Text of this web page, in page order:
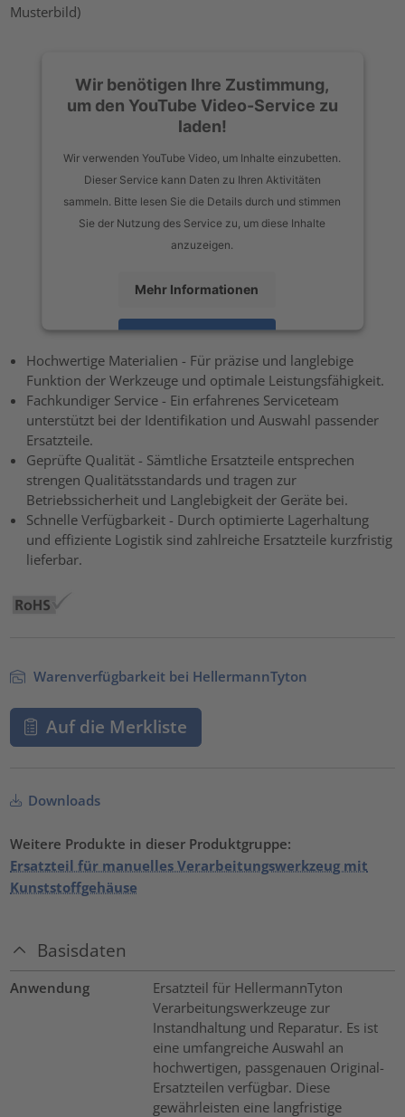
Musterbild)
Wir benötigen Ihre Zustimmung,
um den YouTube Video-Service zu
laden!
Wir verwenden YouTube Video, um Inhalte einzubetten.
Dieser Service kann Daten zu Ihren Aktivitäten
sammeln. Bitte lesen Sie die Details durch und stimmen
Sie der Nutzung des Service zu, um diese Inhalte
anzuzeigen.
Mehr Informationen
Akzeptieren
powered byUsercentrics Consent Management Platform
Hochwertige Materialien - Für präzise und langlebige
Funktion der Werkzeuge und optimale Leistungsfähigkeit.
Fachkundiger Service - Ein erfahrenes Serviceteam
unterstützt bei der Identifikation und Auswahl passender
Ersatzteile.
Geprüfte Qualität - Sämtliche Ersatzteile entsprechen
strengen Qualitätsstandards und tragen zur
Betriebssicherheit und Langlebigkeit der Geräte bei.
Schnelle Verfügbarkeit - Durch optimierte Lagerhaltung
und effiziente Logistik sind zahlreiche Ersatzteile kurzfristig
lieferbar.
Warenverfügbarkeit bei HellermannTyton
Auf die Merkliste
Downloads
Weitere Produkte in dieser Produktgruppe:
Ersatzteil für manuelles Verarbeitungswerkzeug mit
Kunststoffgehäuse
Basisdaten
Anwendung
Ersatzteil für HellermannTyton
Verarbeitungswerkzeuge zur
Instandhaltung und Reparatur. Es ist
eine umfangreiche Auswahl an
hochwertigen, passgenauen Original-
Ersatzteilen verfügbar. Diese
gewährleisten eine langfristige